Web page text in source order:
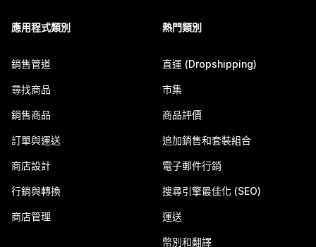
應用程式類別
銷售管道
尋找商品
銷售商品
訂單與運送
商店設計
行銷與轉換
商店管理
熱門類別
直運 (Dropshipping)
市集
商品評價
追加銷售和套裝組合
電子郵件行銷
搜尋引擎最佳化 (SEO)
運送
幣別和翻譯